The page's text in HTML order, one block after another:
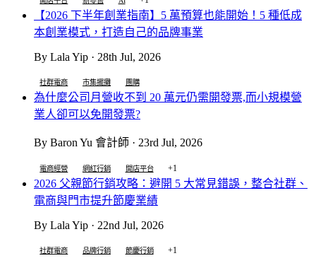
【2026 下半年創業指南】5 萬預算也能開始！5 種低成
本創業模式，打造自己的品牌事業
By Lala Yip · 28th Jul, 2026
社群電商 市集擺攤 團購
為什麼公司月營收不到 20 萬元仍需開發票,而小規模營
業人卻可以免開發票?
By Baron Yu 會計師 · 23rd Jul, 2026
電商經營 網紅行銷 開店平台 +1
2026 父親節行銷攻略：避開 5 大常見錯誤，整合社群、
電商與門市提升節慶業績
By Lala Yip · 22nd Jul, 2026
社群電商 品牌行銷 節慶行銷 +1